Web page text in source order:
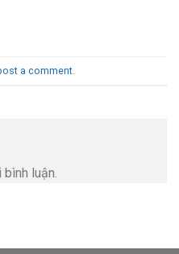
a comment
luận.